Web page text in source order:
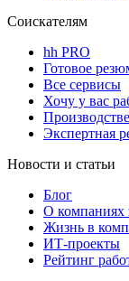
Соискателям
hh PRO
Готовое
Все сервисы
Хочу у вас
Экспертная
Новости и статьи
Блог
О компаниях
Жизнь в
ИТ-проекты
Рейтинг